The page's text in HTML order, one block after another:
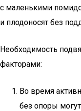
с маленькими
и плодоносят без
Необходимость
факторами:
Во время
без опоры